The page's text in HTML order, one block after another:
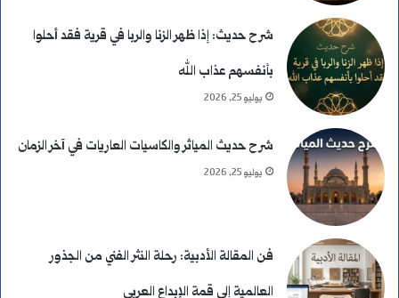
شرح حديث: إذا ظهر الزنا والربا في قرية فقد أحلوا
بأنفسهم عذاب الله
يوليو 25, 2026
شرح حديث المياثر والكاسيات العاريات في آخر الزمان
يوليو 25, 2026
فن المقالة الأدبية: رحلة النثر الفني من الجذور
العالمية إلى قمة الإبداع العربي